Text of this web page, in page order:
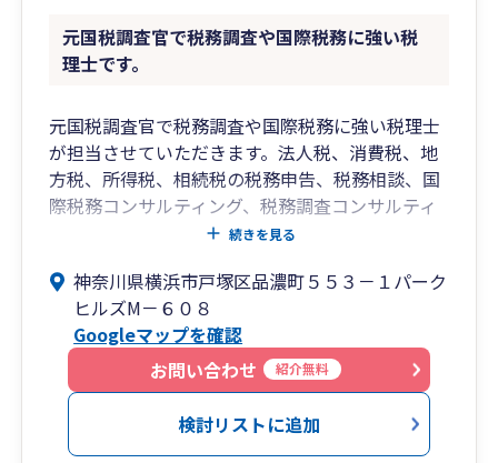
・高圧的ではない、落ち着いて話せる相手を探し
ている
・オンライン中心で、手間のないやり取りを希望
■ サポート内容
・税務顧問
・記帳サポート／記帳代行
資金繰りや利益の改善など、税務顧問とは別枠で
のサポートも行っています。
まずは話をしてみたい、相性を確認してみたい、
という段階でもご相談いただけます。
元国税調査官で税務調査や国際税務に強い税
理士です。
元国税調査官で税務調査や国際税務に強い税理士
が担当させていただきます。法人税、消費税、地
方税、所得税、相続税の税務申告、税務相談、国
際税務コンサルティング、税務調査コンサルティ
ング、税務調査立会い等について、オンラインミ
ておりますので、ご連絡をお待ちしております。
続きを見る
神奈川県横浜市戸塚区品濃町５５３－１パーク
ヒルズМ－６０８
Googleマップを確認
お問い合わせ
紹介無料
検討リストに追加